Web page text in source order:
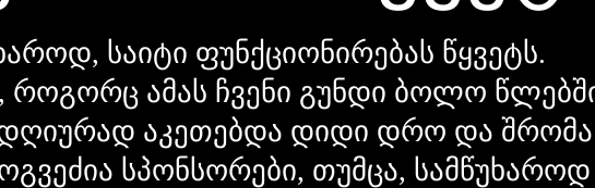
საიტი ფუნქციონირებას წყვეტს.
როგორც ამას ჩვენი გუნდი ბოლო
აკეთებდა დიდი დრო და შრომა
სპონსორები, თუმცა, სამწუხაროდ